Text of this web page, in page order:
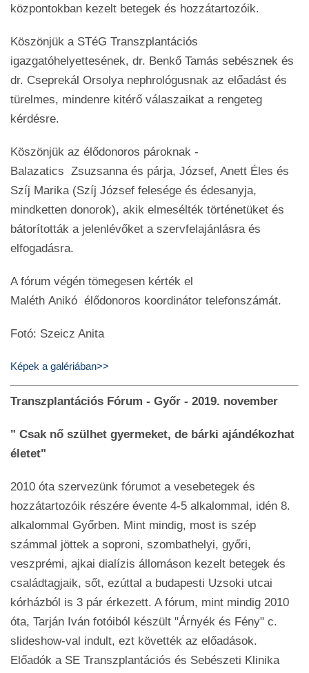
központokban kezelt betegek és hozzátartozóik.
Köszönjük a STéG Transzplantációs
igazgatóhelyettesének, dr. Benkő Tamás sebésznek és
dr. Cseprekál Orsolya nephrológusnak az előadást és
türelmes, mindenre kitérő válaszaikat a rengeteg
kérdésre.
Köszönjük az élődonoros pároknak -
Balazatics Zsuzsannaés párja, József, Anett Éles és
Szíj Marika (Szíj József felesége és édesanyja,
mindketten donorok), akik elmesélték történetüket és
bátorították a jelenlévőket a szervfelajánlásra és
elfogadásra.
A fórum végén tömegesen kérték el
Maléth Anikó élődonoros koordinátor telefonszámát.
Fotó: Szeicz Anita
Képek a galériában>>
Transzplantációs Fórum - Győr - 2019. november
" Csak nő szülhet gyermeket, de bárki ajándékozhat
életet"
2010 óta szervezünk fórumot a vesebetegek és
hozzátartozóik részére évente 4-5 alkalommal, idén 8.
alkalommal Győrben. Mint mindig, most is szép
számmal jöttek a soproni, szombathelyi, győri,
veszprémi, ajkai dialízis állomáson kezelt betegek és
családtagjaik, sőt, ezúttal a budapesti Uzsoki utcai
kórházból is 3 pár érkezett. A fórum, mint mindig 2010
óta, Tarján Iván fotóiból készült "Árnyék és Fény" c.
slideshow-val indult, ezt követték az előadások.
Előadók a SE Transzplantációs és Sebészeti Klinika